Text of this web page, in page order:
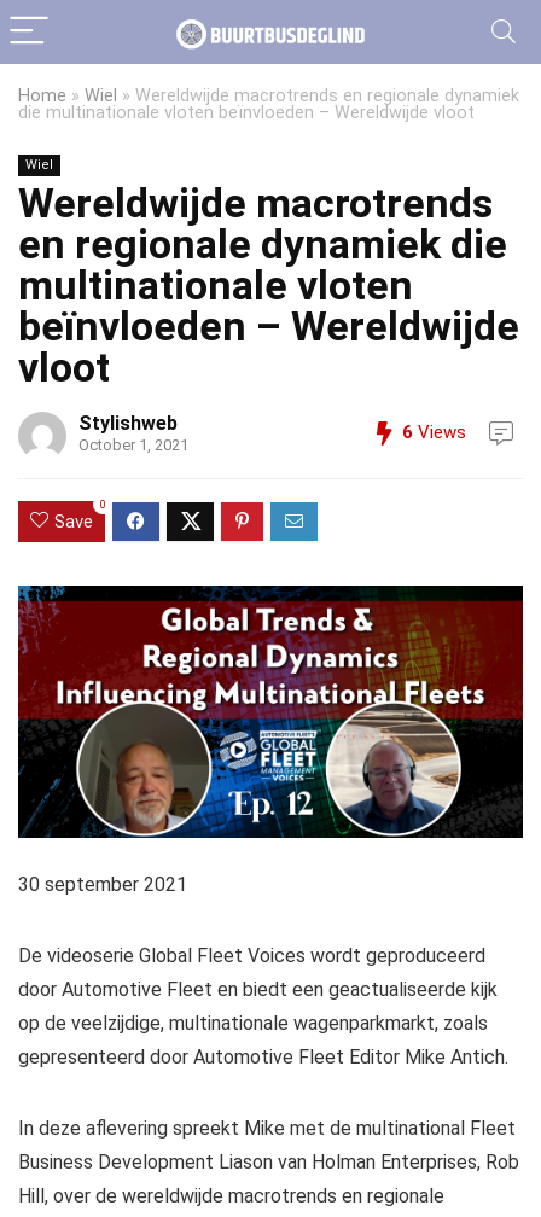
Home » Wiel » Wereldwijde macrotrends en regionale dynamiek
die multinationale vloten beïnvloeden – Wereldwijde vloot
Wiel
Wereldwijde macrotrends
en regionale dynamiek die
multinationale vloten
beïnvloeden – Wereldwijde
vloot
Stylishweb
October 1, 2021
6 Views
Save
0
30 september 2021
De videoserie Global Fleet Voices wordt geproduceerd
door Automotive Fleet en biedt een geactualiseerde kijk
op de veelzijdige, multinationale wagenparkmarkt, zoals
gepresenteerd door Automotive Fleet Editor Mike Antich.
In deze aflevering spreekt Mike met de multinational Fleet
Business Development Liason van Holman Enterprises, Rob
Hill, over de wereldwijde macrotrends en regionale